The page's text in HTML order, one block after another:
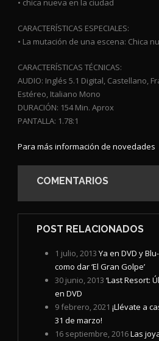
• chica nueva en la ciudad
CARACTERÍSTICAS ESPECIALES:
• La mutación de una escena: Chica
CARACTERÍSTICAS TÉCNICAS:
AUDIO: Inglés 5.1 Digital, Castellano,
Estéreo, Italiano Mono
DURACIÓN: 154 Min. Aprox
PANTALLA: 1.78:1
Para más información de novedades
COMENTARIOS
POST RELACIONADOS
1 julio, 2013 Ya en DVD y
como dar ‘El Gran Golpe’
30 junio, 2013 ‘Last Resort:
en DVD
9 febrero, 2021 ¡Llévate a
31 de marzo!
16 septiembre, 2016Las